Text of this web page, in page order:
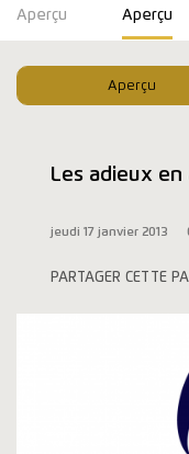
Aperçu Aperçu
Aperçu
Les adieux en
jeudi 17 janvier 2013
PARTAGER CETTE